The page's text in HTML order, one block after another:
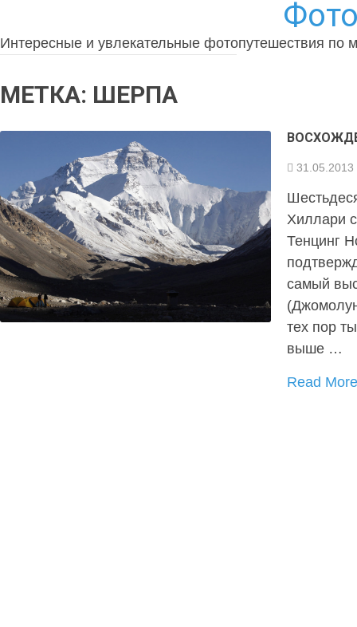
Интересные и увлекательные фотопутешествия по
МЕТКА: ШЕРПА
31.05.2013
Хиллари
Тенцинг
самый
тех пор
выше …
Read